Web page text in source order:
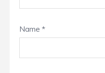
Name *